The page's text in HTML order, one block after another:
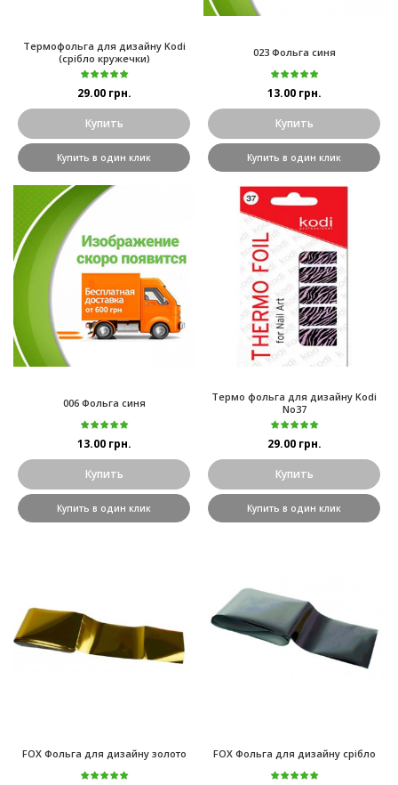
Термофольга для дизайну Kodi
(срібло кружечки)
29.00 грн.
Купить
Купить в один клик
023 Фольга синя
13.00 грн.
Купить
Купить в один клик
006 Фольга синя
13.00 грн.
Купить
Купить в один клик
Термо фольга для дизайну Kodi
No37
29.00 грн.
Купить
Купить в один клик
FOX Фольга для дизайну золото FOX Фольга для дизайну срібло